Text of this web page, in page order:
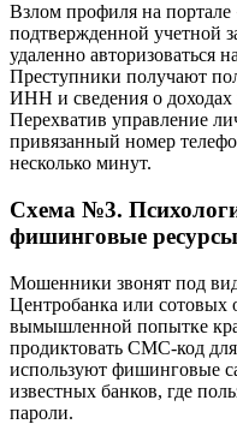
Взлом профиля на портале
подтвержденной учетной
удаленно авторизоваться
Преступники получают
ИНН и сведения о доходах
Перехватив управление
привязанный номер
несколько минут.
Схема №3.
фишинговые ресурсы
Мошенники звонят под
Центробанка или сотовых
вымышленной попытке
продиктовать СМС-код
используют фишинговые
известных банков, где
пароли.